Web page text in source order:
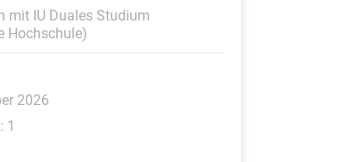
mit IU Duales Studium
Hochschule)
2026
1